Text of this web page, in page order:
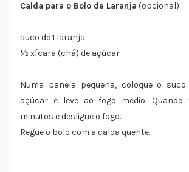
Calda para o Bolo de Laranja (opcional)
suco de 1 laranja
½ xícara (chá) de açúcar
Numa panela pequena, coloque o
açúcar e leve ao fogo médio. Quando
minutos e desligue o fogo.
Regue o bolo com a calda quente.